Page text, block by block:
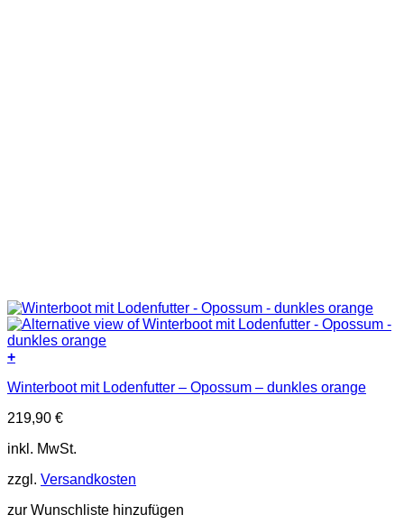
+
Produkt
mehrere
auf.
Optionen
können
auf
Winterboot mit Lodenfutter – Opossum – dunkles orange
219,90 €
inkl. MwSt.
zzgl. Versandkosten
zur Wunschliste hinzufügen